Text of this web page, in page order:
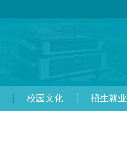
校园文化 招生就业